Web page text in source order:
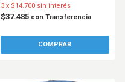
$37.485 con Transferencia
3 x $14.700 sin interés